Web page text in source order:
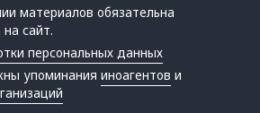
материалов обязательна
сайт.
персональных данных
упоминанияиноагентов и